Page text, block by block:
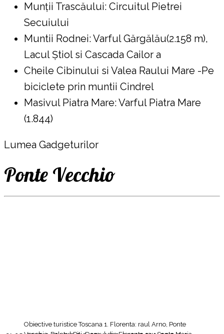
Munții Trascăului: Circuitul Pietrei
Secuiului
Muntii Rodnei: Varful Gărgălău(2.158 m),
Lacul Ştiol si Cascada Cailor a
Cheile Cibinului si Valea Raului Mare -Pe
biciclete prin muntii Cindrel
Masivul Piatra Mare: Varful Piatra Mare
(1.844)
Lumea Gadgeturilor
Ponte Vecchio
Obiective turistice Toscana 1. Florenta: raul Arno, Ponte